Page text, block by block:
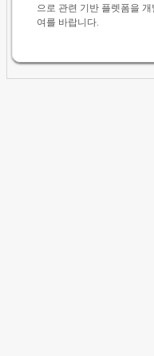
으로 관련 기반 플렛폼을
여를 바랍니다.